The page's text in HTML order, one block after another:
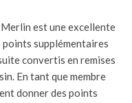
est une excellente
supplémentaires
convertis en remises
En tant que membre
donner des points